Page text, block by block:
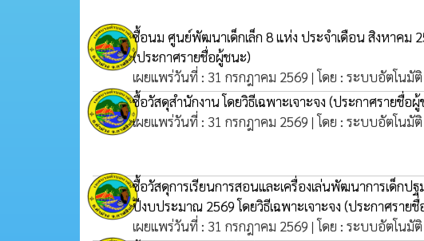
ซื้อนม ศูนย์พัฒนาเด็กเล็ก 8 แห่ง ประจำเดือน สิงหาคม
(ประกาศรายชื่อผู้ชนะ)
เผยแพร่วันที่ : 31 กรกฎาคม 2569 | โดย : ระบบอัตโนมัติ
ซื้อวัสดุสำนักงาน โดยวิธีเฉพาะเจาะจง (ประกาศรายชื่อผู้
เผยแพร่วันที่ : 31 กรกฎาคม 2569 | โดย : ระบบอัตโนมัติ
ซื้อวัสดุการเรียนการสอนและเครื่องเล่นพัฒนาการเด็กป
ปีงบประมาณ 2569 โดยวิธีเฉพาะเจาะจง (ประกาศราย
เผยแพร่วันที่ : 31 กรกฎาคม 2569 | โดย : ระบบอัตโนมัติ